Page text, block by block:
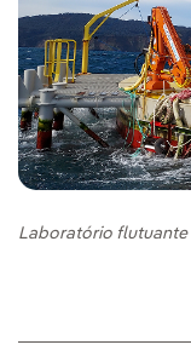
Laboratório flutuante